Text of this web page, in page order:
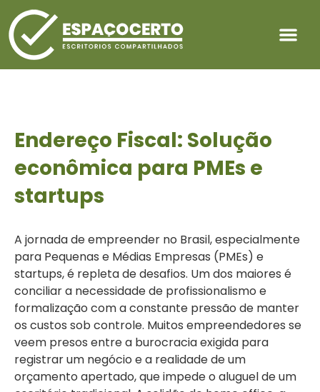
Endereço Fiscal: Solução
econômica para PMEs e
startups
A jornada de empreender no Brasil, especialmente
para Pequenas e Médias Empresas (PMEs) e
startups, é repleta de desafios. Um dos maiores é
conciliar a necessidade de profissionalismo e
formalização com a constante pressão de manter
os custos sob controle. Muitos empreendedores se
veem presos entre a burocracia exigida para
registrar um negócio e a realidade de um
orçamento apertado, que impede o aluguel de um